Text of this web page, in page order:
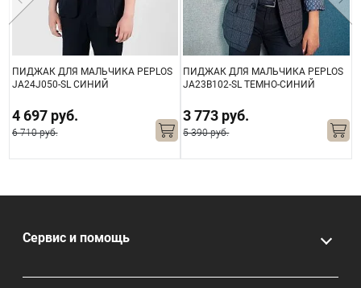
ПИДЖАК ДЛЯ МАЛЬЧИКА PEPLOS
JA24J050-SL СИНИЙ
4 697 руб.
6 710 руб.
ПИДЖАК ДЛЯ МАЛЬЧИКА PEPLOS
JA23B102-SL ТЕМНО-СИНИЙ
3 773 руб.
5 390 руб.
Сервис и помощь